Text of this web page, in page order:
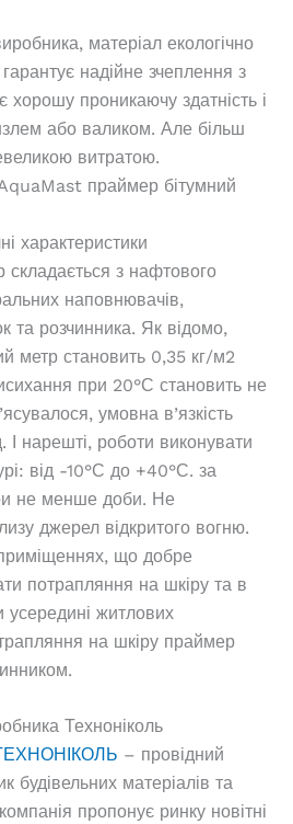
матеріал екологічно
надійне зчеплення з
проникаючу здатність і
або валиком. Але більш
витратою.
характеристики
з нафтового
наповнювачів,
та розчинника. Як відомо,
метр становить 0,35 кг/м2
при 20°С становить не
умовна в’язкість
І нарешті, роботи виконувати
від -10°С до +40°С. за
не менше доби. Не
джерел відкритого вогню.
що добре
потрапляння на шкіру та в
усередині житлових
на шкіру праймер
Техноніколь
– провідний
будівельних матеріалів та
пропонує ринку новітні